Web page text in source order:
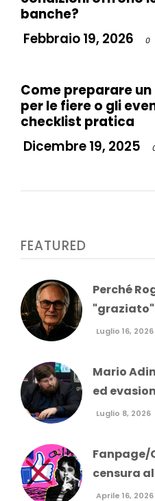
banche?
Febbraio 19, 2026
0
Come preparare
per le fiere o gli
checklist pratica
Dicembre 19, 2025
FEATURED
Perché
"graziato"
Luglio 16, 2026
Mario
ed
Luglio 8, 2026
Fanpage/
censura
Aprile 16, 2026